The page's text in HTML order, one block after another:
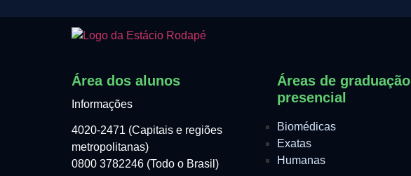
Área dos alunos
Informações
4020-2471 (Capitais e regiões
metropolitanas)
0800 3782246 (Todo o Brasil)
Áreas de graduação
presencial
Biomédicas
Exatas
Humanas